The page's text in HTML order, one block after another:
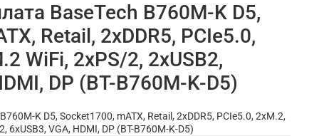
BaseTech B760M-K D5,
Retail, 2xDDR5, PCIe5.0,
WiFi, 2xPS/2, 2xUSB2,
DP (BT-B760M-K-D5)
K D5, Socket1700, mATX, Retail, 2xDDR5, PCIe5.0, 2xM.2,
6xUSB3, VGA, HDMI, DP (BT-B760M-K-D5)